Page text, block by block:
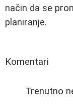
način da se
planiranje.
Komentari
Trenutno